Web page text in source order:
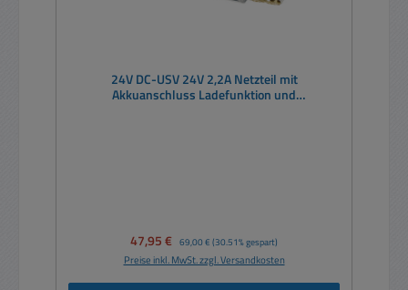
24V DC-USV 24V 2,2A Netzteil mit
Akkuanschluss Ladefunktion und
Verkaufspreis:
47,95 € Regulärer Preis:
69,00 € (30.51% gespart)
Preise inkl. MwSt. zzgl. Versandkosten